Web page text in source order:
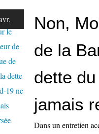
Non,
de la
dette
jamais
Dans un entretien